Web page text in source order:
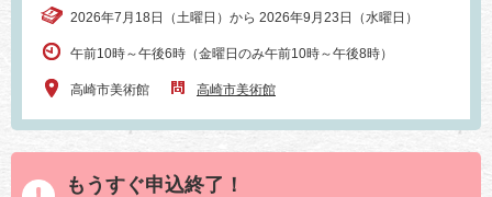
2026年7月18日（土曜日）から 2026年9月23日（水曜日）
午前10時～午後6時（金曜日のみ午前10時～午後8時）
高崎市美術館 高崎市美術館
もうすぐ申込終了！